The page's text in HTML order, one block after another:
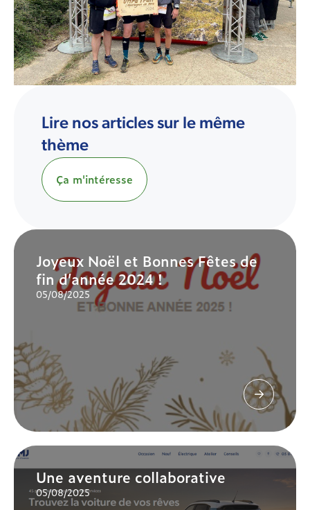
Lire nos articles sur le même
thème
Ça m'intéresse
Joyeux Noël et Bonnes Fêtes de
fin d’année 2024 !
05/08/2025
Une aventure collaborative
05/08/2025